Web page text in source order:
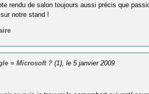
rendu de salon toujours aussi précis que
notre stand !
= Microsoft ? (1), le 5 janvier 2009